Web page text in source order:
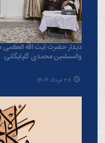
دیدار حضرت آیت الله
والمسلمین محمدی گلپایگانی
28 مرداد 1404